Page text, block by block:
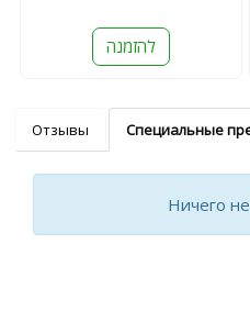
להזמנה
Отзывы Специальные
Ничего